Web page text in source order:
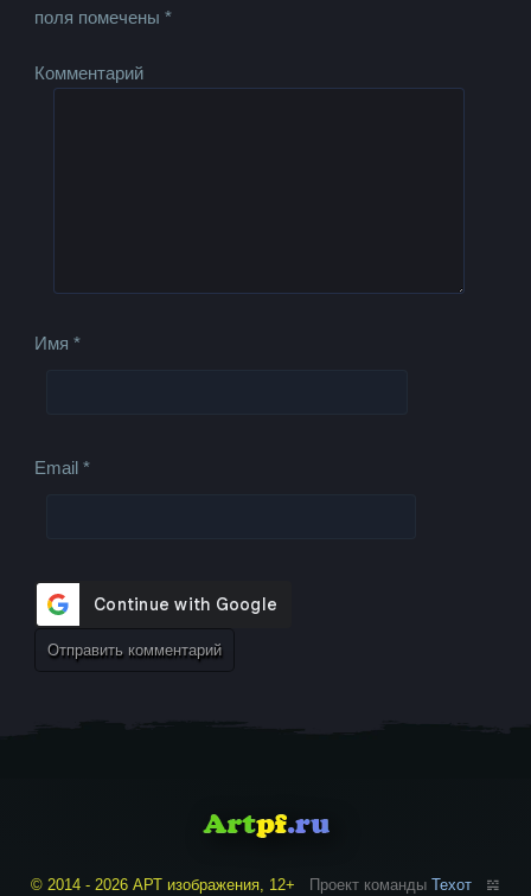
поля помечены*
Комментарий
Имя*
Email*
© 2014 - 2026 АРТ изображения, 12+ Проект команды Техот 𝌴